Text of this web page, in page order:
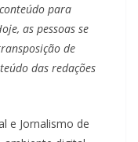
para
as pessoas se
de
das redações
e Jornalismo de